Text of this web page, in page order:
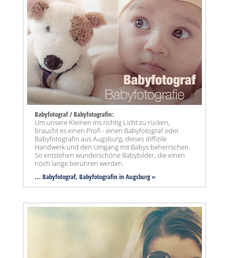
Babyfotograf / Babyfotografin:
Um unsere Kleinen ins richtig Licht zu rücken,
braucht es einen Profi - einen Babyfotograf oder
Babyfotografin aus Augsburg, dieses diffizile
Handwerk und den Umgang mit Babys beherrschen.
So entstehen wunderschöne Babybilder, die einen
noch lange berühren werden.
... Babyfotograf, Babyfotografin in Augsburg »